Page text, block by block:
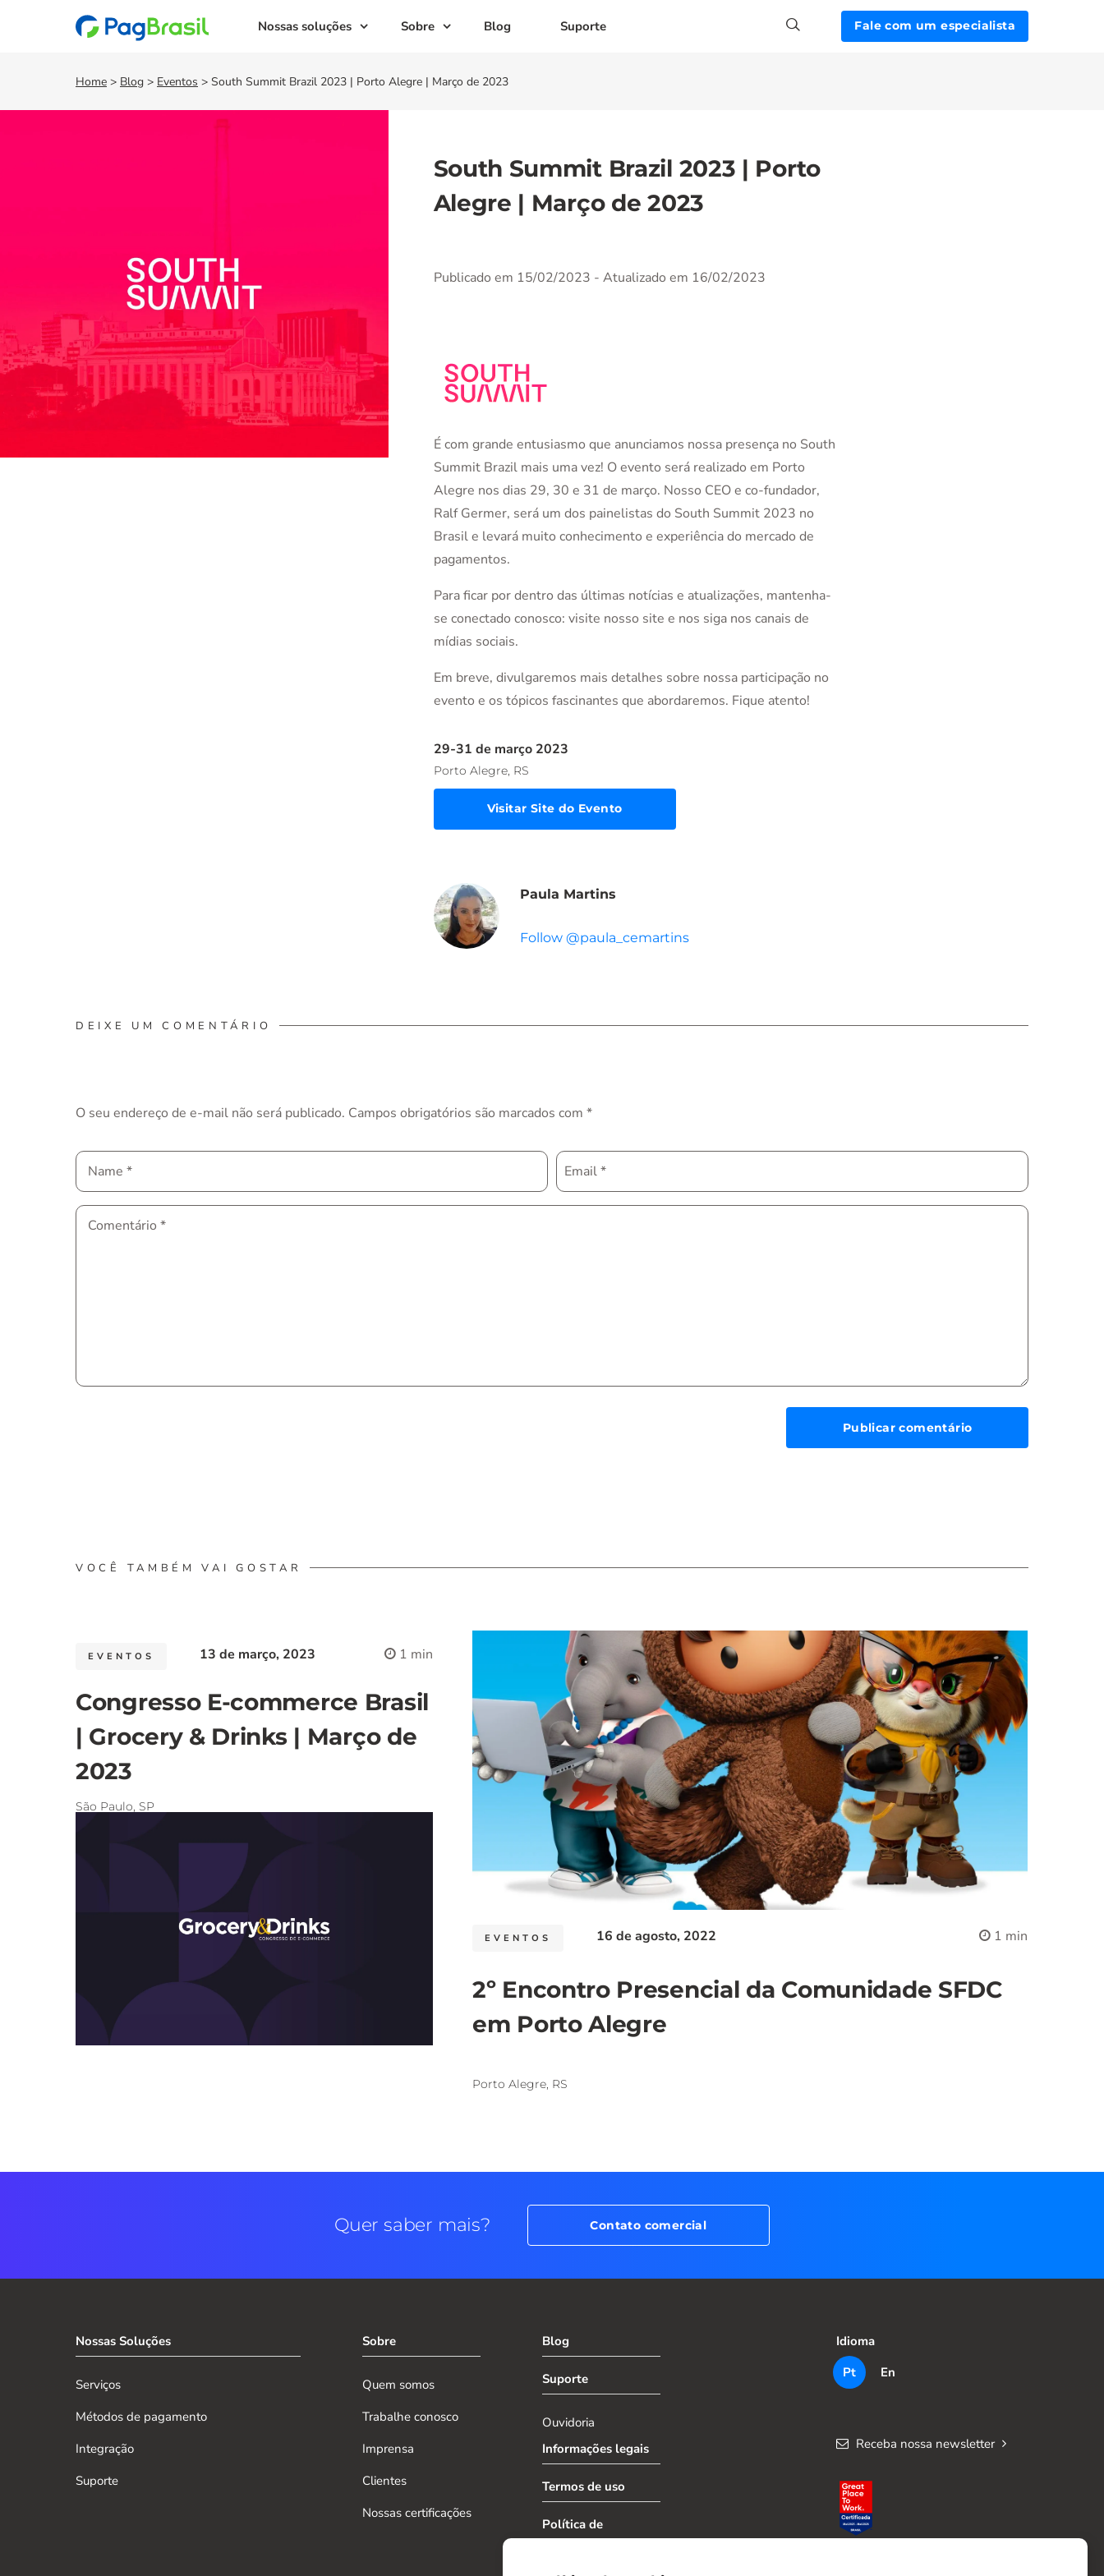
Nossas soluções Sobre Blog Suporte Fale com um especialista
Home > Blog > Eventos > South Summit Brazil 2023 | Porto Alegre | Março de 2023
South Summit Brazil 2023 | Porto
Alegre | Março de 2023
Publicado em 15/02/2023 - Atualizado em 16/02/2023
É com grande entusiasmo que anunciamos nossa presença no South
Summit Brazil mais uma vez! O evento será realizado em Porto
Alegre nos dias 29, 30 e 31 de março. Nosso CEO e co-fundador,
Ralf Germer, será um dos painelistas do South Summit 2023 no
Brasil e levará muito conhecimento e experiência do mercado de
pagamentos.
Para ficar por dentro das últimas notícias e atualizações, mantenha-
se conectado conosco: visite nosso site e nos siga nos canais de
mídias sociais.
Em breve, divulgaremos mais detalhes sobre nossa participação no
evento e os tópicos fascinantes que abordaremos. Fique atento!
29-31 de março 2023
Porto Alegre, RS
Visitar Site do Evento
Paula Martins
Follow @paula_cemartins
DEIXE UM COMENTÁRIO
O seu endereço de e-mail não será publicado. Campos obrigatórios são marcados com *
Name * Email*
Comentário *
VOCÊ TAMBÉM VAI GOSTAR
EVENTOS 13 de março, 2023 1 min
Congresso E-commerce Brasil
| Grocery & Drinks | Março de
2023
São Paulo, SP
EVENTOS 16 de agosto, 2022 1 min
2º Encontro Presencial da Comunidade SFDC
em Porto Alegre
Porto Alegre, RS
Quer saber mais? Contato comercial
Nossas Soluções
Serviços
Métodos de pagamento
Integração
Suporte
Sobre
Quem somos
Trabalhe conosco
Imprensa
Clientes
Nossas certificações
Blog
Suporte
Ouvidoria
Informações legais
Termos de uso
Política de
Idioma
Pt
En
Receba nossa newsletter